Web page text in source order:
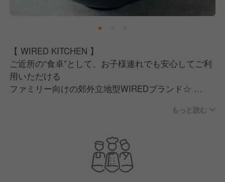
【 WIRED KITCHEN 】
ご近所の“食卓”として、お子様連れでも安心してご利
用いただける
ファミリー向けの郊外立地型WIREDブランド☆
「CAFE = Community Access For Everyone（みんな
が集まるコミュニティの場）」
そんなCAFEのある風景をつくることが、私たちの仕
もっと読む